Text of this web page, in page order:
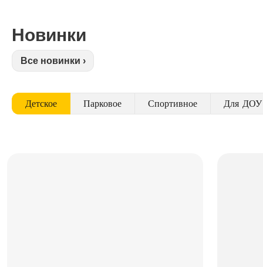
Новинки
Все новинки ›
Детское Парковое Спортивное Для ДОУ